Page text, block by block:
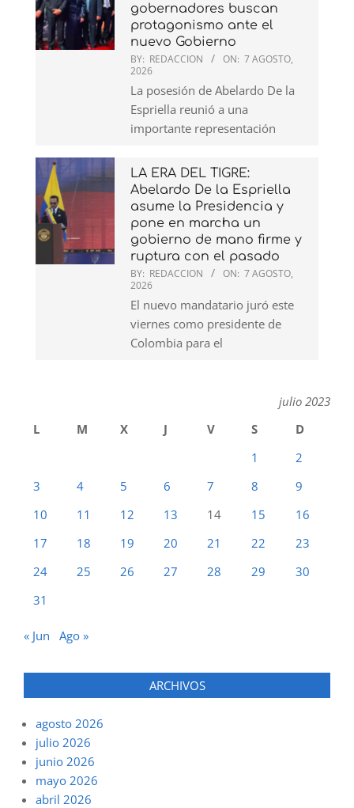
gobernadores buscan
protagonismo ante el
nuevo Gobierno
BY: REDACCION ON: 7 AGOSTO,
2026
La posesión de Abelardo De la
Espriella reunió a una
importante representación
LA ERA DEL TIGRE:
Abelardo De la Espriella
asume la Presidencia y
pone en marcha un
gobierno de mano firme y
ruptura con el pasado
BY: REDACCION ON: 7 AGOSTO,
2026
El nuevo mandatario juró este
viernes como presidente de
Colombia para el
julio 2023
L
M X J V S
D
1
2
3
4 5 6 7 8
9
10
11 12 13 14 15
16
17
18 19 20 21 22
23
24
25 26 27 28 29
30
31
« Jun Ago »
ARCHIVOS
agosto 2026
julio 2026
junio 2026
mayo 2026
abril 2026